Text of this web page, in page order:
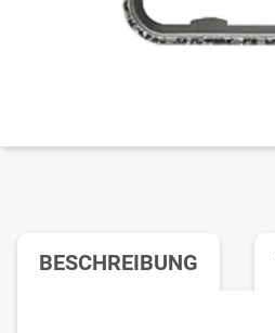
BESCHREIBUNG